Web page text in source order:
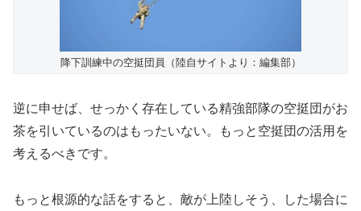
降下訓練中の空挺団員（陸自サイトより：編集部）
逆に申せば、せっかく存在している精強部隊の空挺団がお
茶を引いているのはもったいない。もっと空挺団の活用を
考えるべきです。
もっと根源的な話をすると、敵が上陸しそう、した場合に